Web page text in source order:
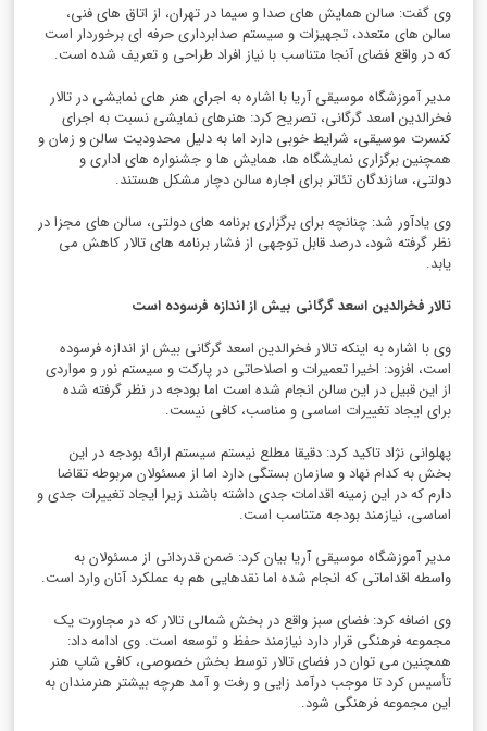
وی گفت: سالن همایش های صدا و سیما در تهران، از اتاق های فنی،
سالن های متعدد، تجهیزات و سیستم صدابرداری حرفه ای برخوردار است
که در واقع فضای آنجا متناسب با نیاز افراد طراحی و تعریف شده است.
مدیر آموزشگاه موسیقی آریا با اشاره به اجرای هنر های نمایشی در تالار
فخرالدین اسعد گرگانی، تصریح کرد: هنرهای نمایشی نسبت به اجرای
کنسرت موسیقی، شرایط خوبی دارد اما به دلیل محدودیت سالن و زمان و
همچنین برگزاری نمایشگاه ها، همایش ها و جشنواره های اداری و
دولتی، سازندگان تئاتر برای اجاره سالن دچار مشکل هستند.
وی یادآور شد: چنانچه برای برگزاری برنامه های دولتی، سالن های مجزا در
نظر گرفته شود، درصد قابل توجهی از فشار برنامه های تالار کاهش می
یابد.
تالار فخرالدین اسعد گرگانی بیش از اندازه فرسوده است
وی با اشاره به اینکه تالار فخرالدین اسعد گرگانی بیش از اندازه فرسوده
است، افزود: اخیرا تعمیرات و اصلاحاتی در پارکت و سیستم نور و مواردی
از این قبیل در این سالن انجام شده است اما بودجه در نظر گرفته شده
برای ایجاد تغییرات اساسی و مناسب، کافی نیست.
پهلوانی نژاد تاکید کرد: دقیقا مطلع نیستم سیستم ارائه بودجه در این
بخش به کدام نهاد و سازمان بستگی دارد اما از مسئولان مربوطه تقاضا
دارم که در این زمینه اقدامات جدی داشته باشند زیرا ایجاد تغییرات جدی و
اساسی، نیازمند بودجه متناسب است.
مدیر آموزشگاه موسیقی آریا بیان کرد: ضمن قدردانی از مسئولان به
واسطه اقداماتی که انجام شده اما نقدهایی هم به عملکرد آنان وارد است.
وی اضافه کرد: فضای سبز واقع در بخش شمالی تالار که در مجاورت یک
مجموعه فرهنگی قرار دارد نیازمند حفظ و توسعه است. وی ادامه داد:
همچنین می توان در فضای تالار توسط بخش خصوصی، کافی شاپ هنر
تأسیس کرد تا موجب درآمد زایی و رفت و آمد هرچه بیشتر هنرمندان به
این مجموعه فرهنگی شود.